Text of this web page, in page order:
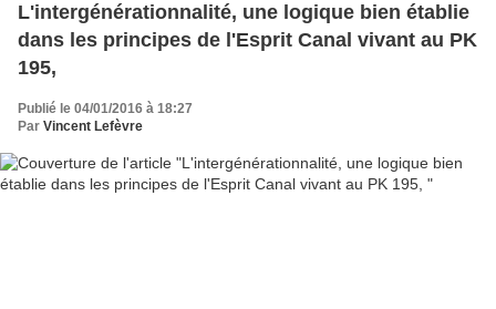
L'intergénérationnalité, une logique bien établie
dans les principes de l'Esprit Canal vivant au PK
195,
Publié le 04/01/2016 à 18:27
Par Vincent Lefèvre